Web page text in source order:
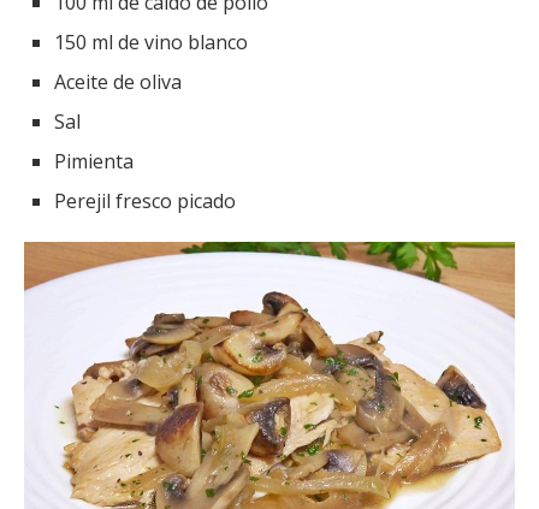
150 ml de vino blanco
Aceite de oliva
Sal
Pimienta
Perejil fresco picado